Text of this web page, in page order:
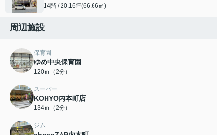
14階 / 20.16坪(66.66㎡)
周辺施設
保育園
ゆめ中央保育園
120ｍ（2分）
スーパー
KOHYO内本町店
134ｍ（2分）
ジム